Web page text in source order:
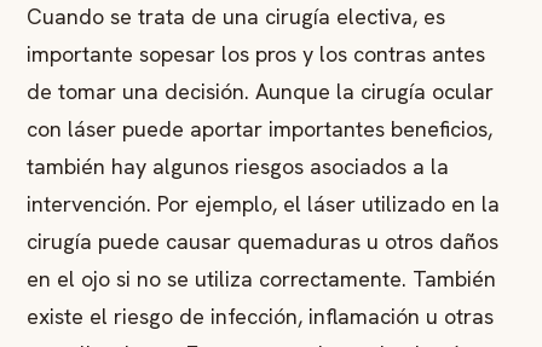
Cuando se trata de una cirugía electiva, es
importante sopesar los pros y los contras antes
de tomar una decisión. Aunque la cirugía ocular
con láser puede aportar importantes beneficios,
también hay algunos riesgos asociados a la
intervención. Por ejemplo, el láser utilizado en la
cirugía puede causar quemaduras u otros daños
en el ojo si no se utiliza correctamente. También
existe el riesgo de infección, inflamación u otras